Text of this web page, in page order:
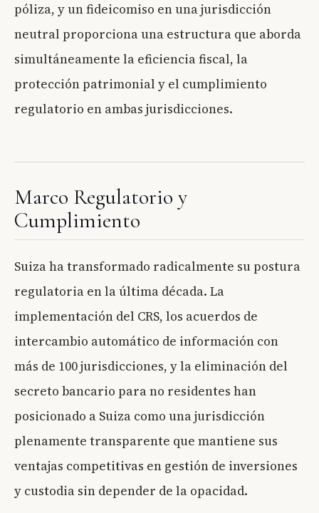
póliza, y un fideicomiso en una jurisdicción
neutral proporciona una estructura que aborda
simultáneamente la eficiencia fiscal, la
protección patrimonial y el cumplimiento
regulatorio en ambas jurisdicciones.
Marco Regulatorio y
Cumplimiento
Suiza ha transformado radicalmente su postura
regulatoria en la última década. La
implementación del CRS, los acuerdos de
intercambio automático de información con
más de 100 jurisdicciones, y la eliminación del
secreto bancario para no residentes han
posicionado a Suiza como una jurisdicción
plenamente transparente que mantiene sus
ventajas competitivas en gestión de inversiones
y custodia sin depender de la opacidad.